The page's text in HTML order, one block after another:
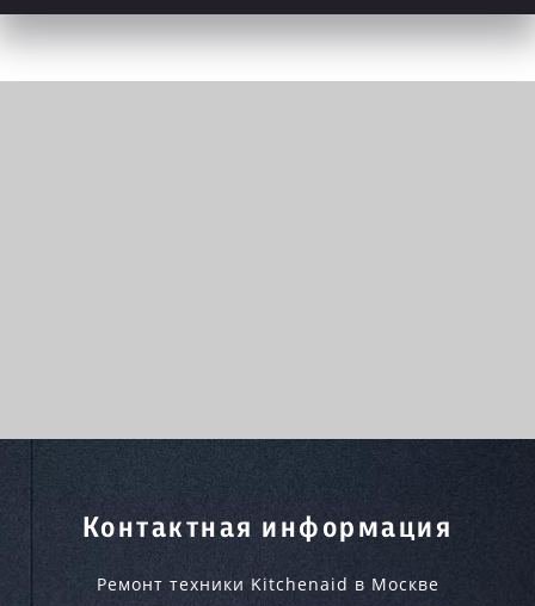
Контактная информация
Ремонт техники Kitchenaid в Москве